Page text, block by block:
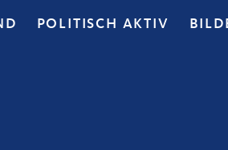
POLITISCH AKTIV